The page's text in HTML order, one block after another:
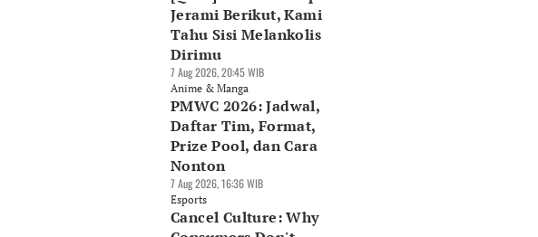
Jerami Berikut, Kami
Tahu Sisi Melankolis
Dirimu
7 Aug 2026, 20:45 WIB
Anime & Manga
PMWC 2026: Jadwal,
Daftar Tim, Format,
Prize Pool, dan Cara
Nonton
7 Aug 2026, 16:36 WIB
Esports
Cancel Culture: Why